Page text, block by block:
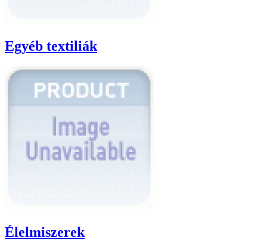
Egyéb textiliák
Élelmiszerek